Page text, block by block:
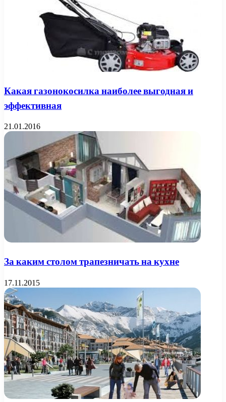
Какая газонокосилка наиболее выгодная и
эффективная
21.01.2016
За каким столом трапезничать на кухне
17.11.2015